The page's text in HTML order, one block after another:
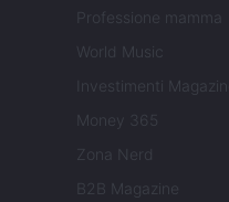
Professione mamma
World Music
Investimenti Magazine
Money 365
Zona Nerd
B2B Magazine